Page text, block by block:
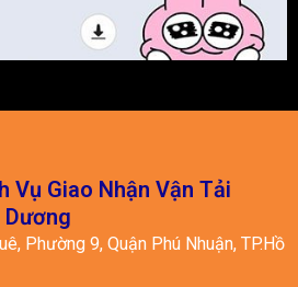
Vụ Giao Nhận Vận Tải
Dương
Phường 9, Quận Phú Nhuận, TP.Hồ